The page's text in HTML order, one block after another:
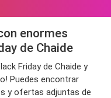
enormes
de Chaide
Friday de Chaide y
Puedes encontrar
y ofertas adjuntas de